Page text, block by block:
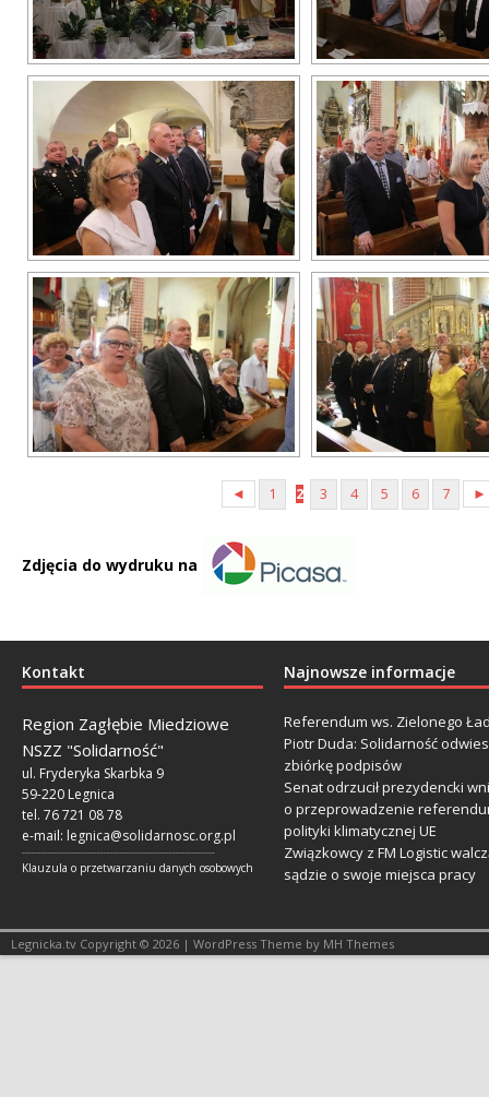
◄ 1 2 3 4 5 6 7 ►
Zdjęcia do wydruku na
Kontakt
Region Zagłębie Miedziowe
NSZZ "Solidarność"
ul. Fryderyka Skarbka 9
59-220 Legnica
tel. 76 721 08 78
e-mail: legnica@solidarnosc.org.pl
Klauzula o przetwarzaniu danych osobowych
Najnowsze informacje
Referendum ws. Zielonego
Piotr Duda: Solidarność
zbiórkę podpisów
Senat odrzucił prezydencki
o przeprowadzenie
polityki klimatycznej UE
Związkowcy z FM Logistic
sądzie o swoje miejsca pracy
Legnicka.tv Copyright © 2026 | WordPress Theme by MH Themes